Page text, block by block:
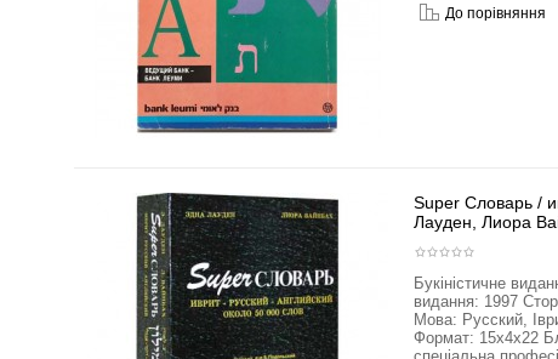
До порівняння
Super Словарь /
Лауден, Лиора
Букіністичне
видання: 1997
Мова: Русский,
Формат: 15x4x22